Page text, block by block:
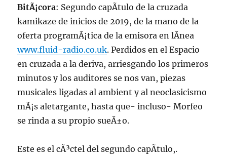
de
de
2019
BitÃ¡cora: Segundo capÃ­tulo de la cruzada
kamikaze de inicios de 2019, de la mano de la
oferta programÃ¡tica de la emisora en lÃ­nea
www.fluid-radio.co.uk. Perdidos en el Espacio
en cruzada a la deriva, arriesgando los primeros
minutos y los auditores se nos van, piezas
musicales ligadas al ambient y al neoclasicismo
mÃ¡s aletargante, hasta que- incluso- Morfeo
se rinda a su propio sueÃ±o.
Este es el cÃ³ctel del segundo capÃ­tulo,.